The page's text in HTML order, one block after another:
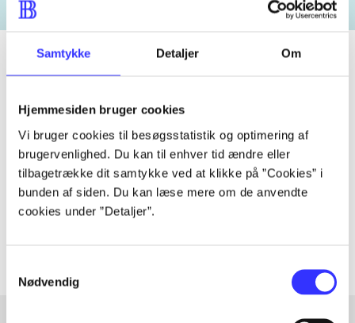
Samtykke Detaljer Om
Hjemmesiden bruger cookies
Vi bruger cookies til besøgsstatistik og optimering af
brugervenlighed. Du kan til enhver tid ændre eller
tilbagetrække dit samtykke ved at klikke på ”Cookies” i
bunden af siden. Du kan læse mere om de anvendte
cookies under ”Detaljer”.
Nødvendig
Tidsskrift
Artiklen er en del af
lorem ipsum dolor sit amet ...
Tidsskrift
Artiklerne ihandler ofte om